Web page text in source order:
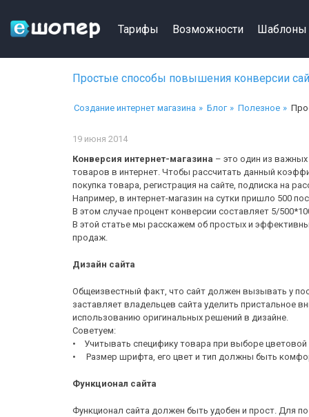
Тарифы Возможности Шаблоны
Простые способы повышения конверсии
Создание интернет магазина Блог Полезное
19 июня 2014
Конверсия интернет-магазина – это один из
товаров в интернет. Чтобы рассчитать данный
покупка товара, регистрация на сайте, подписка на
Например, в интернет-магазин на сутки пришло 500
В этом случае процент конверсии составляет 5/
В этой статье мы расскажем об простых и
продаж.
Дизайн сайта
Общеизвестный факт, что сайт должен вызывать у
заставляет владельцев сайта уделить
использованию оригинальных решений в дизайне.
Советуем:
• Учитывать специфику товара при выборе
• Размер шрифта, его цвет и тип должны быть
Функционал сайта
Функционал сайта должен быть удобен и прост. Для